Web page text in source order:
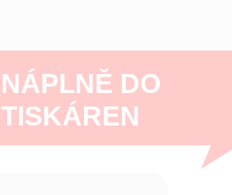
NÁPLNĚ DO
TISKÁREN